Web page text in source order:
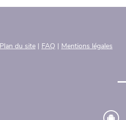
Plan du site| FAQ Mentions légales